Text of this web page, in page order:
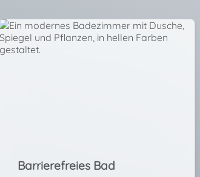
Barrierefreies Bad